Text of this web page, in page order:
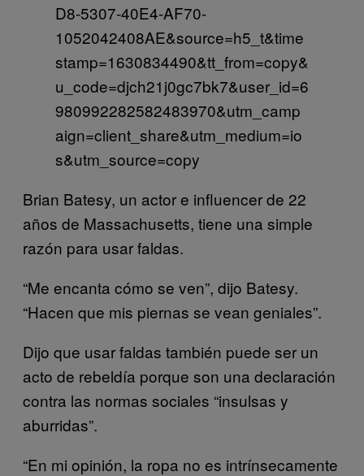
D8-5307-40E4-AF70-
1052042408AE&source=h5_t&time
stamp=1630834490&tt_from=copy&
u_code=djch21j0gc7bk7&user_id=6
980992282582483970&utm_camp
aign=client_share&utm_medium=io
s&utm_source=copy
Brian Batesy, un actor e influencer de 22
años de Massachusetts, tiene una simple
razón para usar faldas.
“Me encanta cómo se ven”, dijo Batesy.
“Hacen que mis piernas se vean geniales”.
Dijo que usar faldas también puede ser un
acto de rebeldía porque son una declaración
contra las normas sociales “insulsas y
aburridas”.
“En mi opinión, la ropa no es intrínsecamente